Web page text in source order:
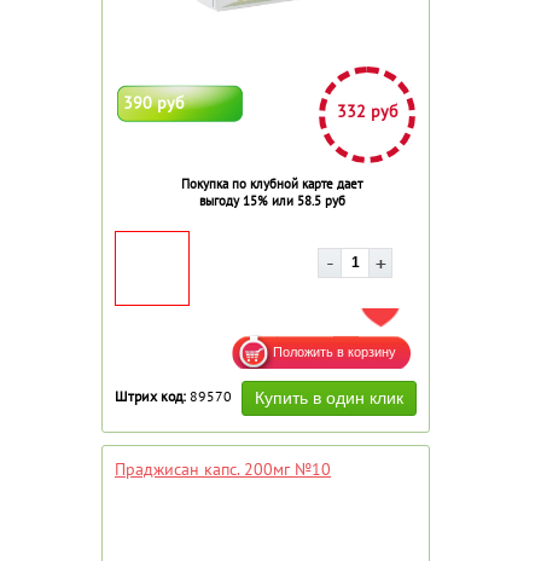
390 руб 332 руб
Покупка по клубной карте дает
выгоду 15% или 58.5 руб
ДОБАВИТЬ В ИЗБРАННОЕ
Штрих код: 89570
Праджисан капс. 200мг №10